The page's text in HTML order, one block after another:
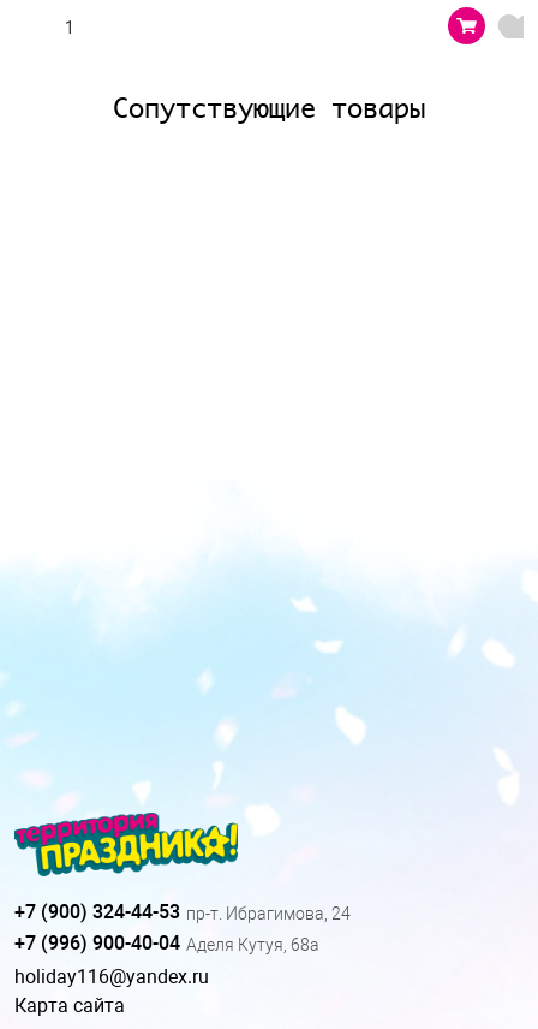
Сопутствующие товары
+7 (900) 324-44-53 пр-т. Ибрагимова, 24
+7 (996) 900-40-04 Аделя Кутуя, 68а
holiday116@yandex.ru
Карта сайта